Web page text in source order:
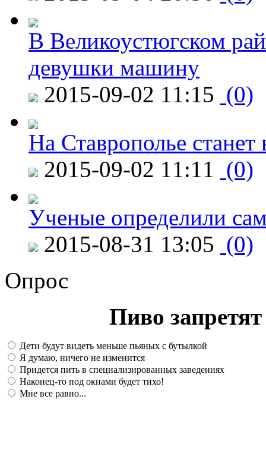
В Великоустюгском
девушки машину
2015-09-02 11:15 (0)
На Ставрополье
2015-09-02 11:11 (0)
Ученые определили
2015-08-31 13:05 (0)
Опрос
Пиво
Дети будут видеть меньше пьяных с бутылкой
Я думаю, ничего не изменится
Придется пить в специализированных заведениях
Наконец-то под окнами будет тихо!
Мне все равно...